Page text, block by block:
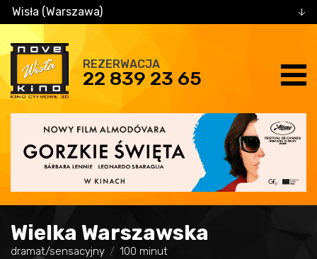
Wisła (Warszawa)
REZERWACJA
22 839 23 65
Wielka Warszawska
dramat/sensacyjny 100 minut